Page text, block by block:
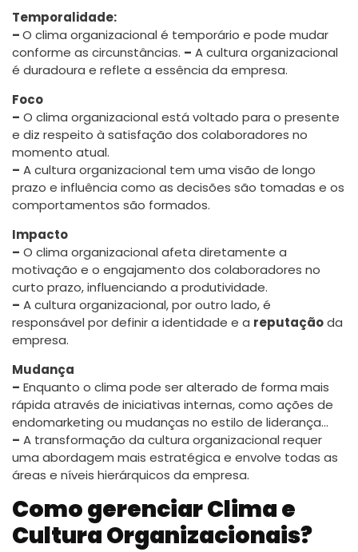
Temporalidade:
–O clima organizacional é temporário e pode mudar
conforme as circunstâncias. – A cultura organizacional
é duradoura e reflete a essência da empresa.
Foco
– O clima organizacional está voltado para o presente
e diz respeito à satisfação dos colaboradores no
momento atual.
– A cultura organizacional tem uma visão de longo
prazo e influência como as decisões são tomadas e os
comportamentos são formados.
Impacto
– O clima organizacional afeta diretamente a
motivação e o engajamento dos colaboradores no
curto prazo, influenciando a produtividade.
– A cultura organizacional, por outro lado, é
responsável por definir a identidade e a reputaçãoda
empresa.
Mudança
– Enquanto o clima pode ser alterado de forma mais
rápida através de iniciativas internas, como ações de
endomarketing ou mudanças no estilo de liderança…
– A transformação da cultura organizacional requer
uma abordagem mais estratégica e envolve todas as
áreas e níveis hierárquicos da empresa.
Como gerenciar Clima e
Cultura Organizacionais?